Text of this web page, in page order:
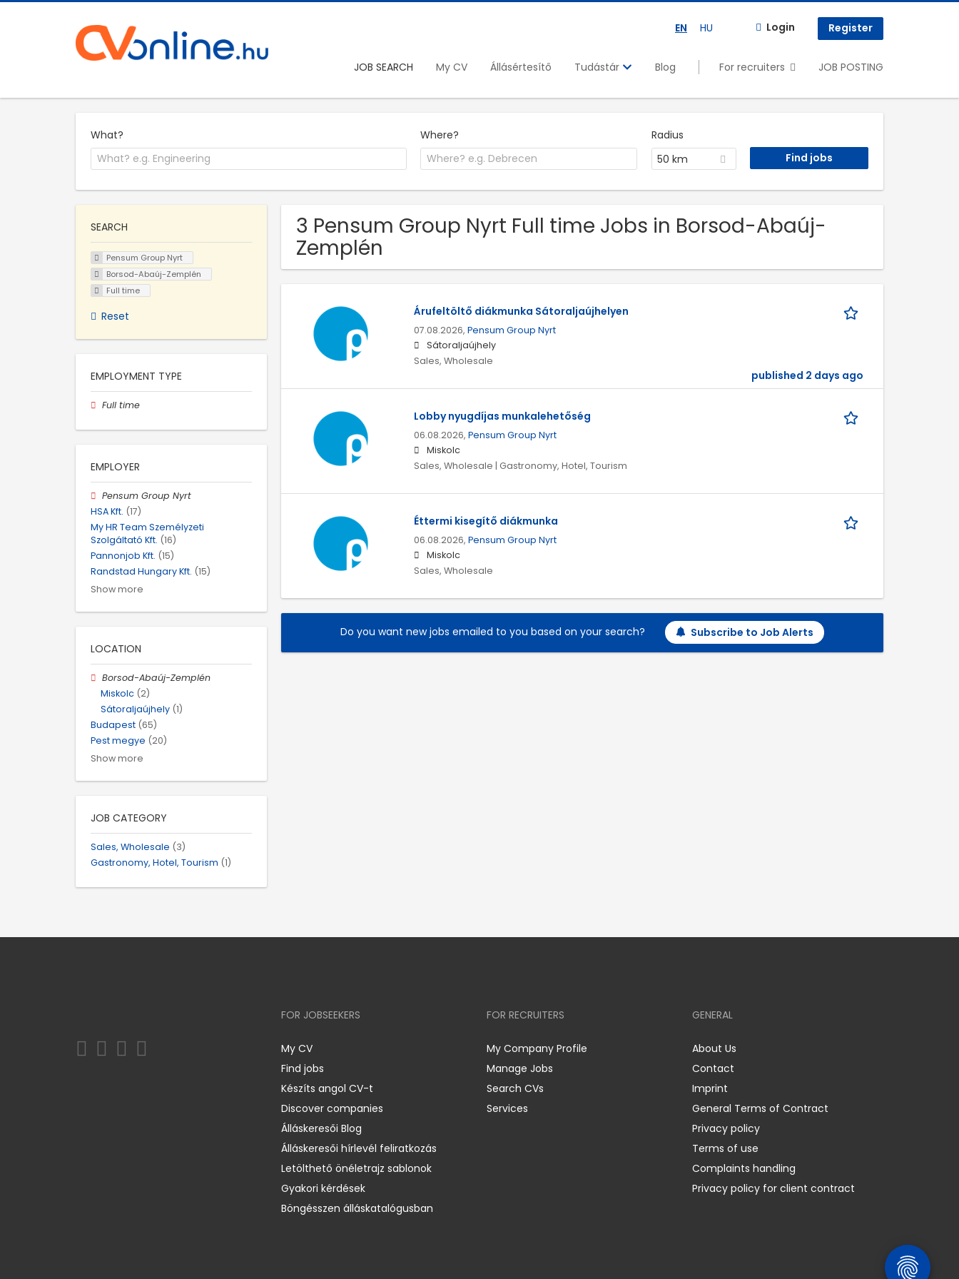
EN HU Login Register
JOB SEARCH My CV Állásértesítő Tudástár Blog For recruiters JOB POSTING
What? Where?
Radius
50 km
3 Pensum Group Nyrt Full time Jobs in Borsod-Abaúj-
Zemplén
Árufeltöltő diákmunka Sátoraljaújhelyen
07.08.2026, Pensum Group Nyrt
Sátoraljaújhely
Sales, Wholesale
published 2 days ago
Lobby nyugdíjas munkalehetőség
06.08.2026, Pensum Group Nyrt
Miskolc
Sales, Wholesale | Gastronomy, Hotel, Tourism
Éttermi kisegítő diákmunka
06.08.2026, Pensum Group Nyrt
Miskolc
Sales, Wholesale
Do you want new jobs emailed to you based on your search? Subscribe to Job Alerts
SEARCH
Pensum Group Nyrt
Borsod-Abaúj-Zemplén
Full time
Reset
EMPLOYMENT TYPE
Full time
EMPLOYER
Pensum Group Nyrt
HSA Kft. (17)
My HR Team Személyzeti
Szolgáltató Kft. (16)
Pannonjob Kft. (15)
Randstad Hungary Kft. (15)
Show more
LOCATION
Borsod-Abaúj-Zemplén
Miskolc (2)
Sátoraljaújhely (1)
Budapest (65)
Pest megye (20)
Show more
JOB CATEGORY
Sales, Wholesale (3)
Gastronomy, Hotel, Tourism (1)
FOR JOBSEEKERS
My CV
Find jobs
Készíts angol CV-t
Discover companies
Álláskeresői Blog
Álláskeresői hírlevél feliratkozás
Letölthető önéletrajz sablonok
Gyakori kérdések
Böngésszen álláskatalógusban
FOR RECRUITERS
My Company Profile
Manage Jobs
Search CVs
Services
GENERAL
About Us
Contact
Imprint
General Terms of Contract
Privacy policy
Terms of use
Complaints handling
Privacy policy for client contract